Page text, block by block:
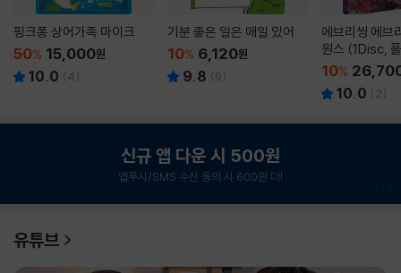
핑크퐁 상어가족 마이크
50% 15,000원
10.0 (4)
기분 좋은 일은 매일 있어
10% 6,120원
9.8 (9)
에브리씽 에브
원스 (1Disc,
판) : 블루레이
10%
10.0 ( 2)
신규 앱 다운 시 500원
앱푸시/SMS 수신 동의 시 600원 더!
유튜브